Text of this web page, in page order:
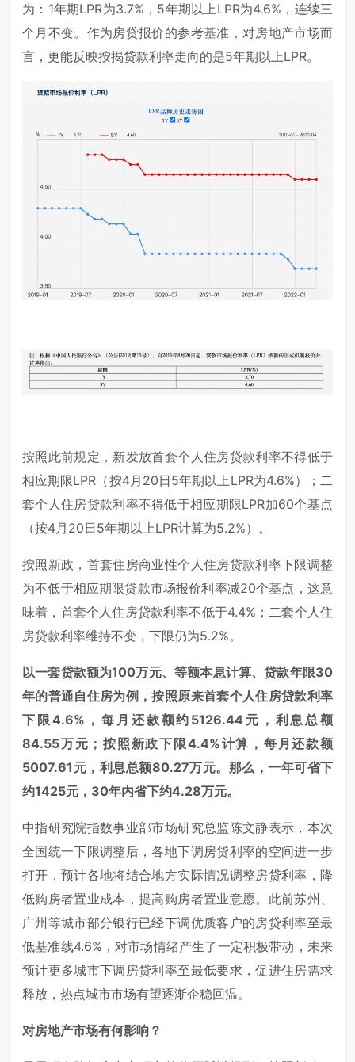
为：1年期LPR为3.7%，5年期以上LPR为4.6%，连续三
个月不变。作为房贷报价的参考基准，对房地产市场而
言，更能反映按揭贷款利率走向的是5年期以上LPR。
按照此前规定，新发放首套个人住房贷款利率不得低于
相应期限LPR（按4月20日5年期以上LPR为4.6%）；二
套个人住房贷款利率不得低于相应期限LPR加60个基点
（按4月20日5年期以上LPR计算为5.2%）。
按照新政，首套住房商业性个人住房贷款利率下限调整
为不低于相应期限贷款市场报价利率减20个基点，这意
味着，首套个人住房贷款利率不低于4.4%；二套个人住
房贷款利率维持不变，下限仍为5.2%。
以一套贷款额为100万元、等额本息计算、贷款年限30
年的普通自住房为例，按照原来首套个人住房贷款利率
下限4.6%，每月还款额约5126.44元，利息总额
84.55万元；按照新政下限4.4%计算，每月还款额
5007.61元，利息总额80.27万元。那么，一年可省下
约1425元，30年内省下约4.28万元。
中指研究院指数事业部市场研究总监陈文静表示，本次
全国统一下限调整后，各地下调房贷利率的空间进一步
打开，预计各地将结合地方实际情况调整房贷利率，降
低购房者置业成本，提高购房者置业意愿。此前苏州、
广州等城市部分银行已经下调优质客户的房贷利率至最
低基准线4.6%，对市场情绪产生了一定积极带动，未来
预计更多城市下调房贷利率至最低要求，促进住房需求
释放，热点城市市场有望逐渐企稳回温。
对房地产市场有何影响？